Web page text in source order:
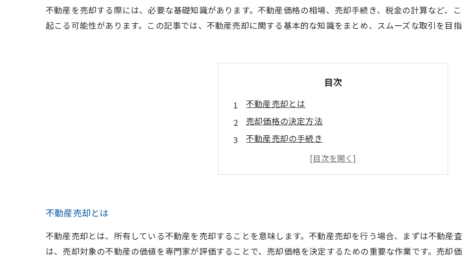
不動産を売却する際には、必要な基礎知識があります。不動産価格の相場、売却手続き、税金の計算など、
起こる可能性があります。この記事では、不動産売却に関する基本的な知識をまとめ、スムーズな取引を目指
目次
不動産売却とは
売却価格の決定方法
不動産売却の手続き
不動産売却とは
不動産売却とは、所有している不動産を売却することを意味します。不動産売却を行う場合、まずは不動産
は、売却対象の不動産の価値を専門家が評価することで、売却価格を決定するための重要な作業です。売却